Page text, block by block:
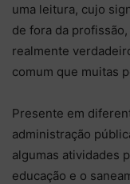
uma leitura, cujo
de fora da
realmente
comum que muitas
Presente em
administração
algumas atividades
educação e o